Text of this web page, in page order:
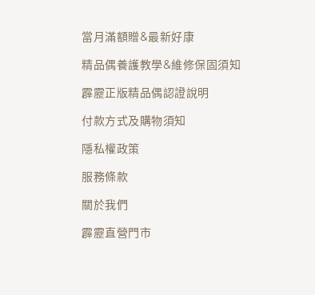
當月滿額贈&最新好康
精品偶養護教學&維修保固須知
霹靂正版精品偶認證說明
付款方式及購物須知
隱私權政策
服務條款
關於我們
霹靂直營門市